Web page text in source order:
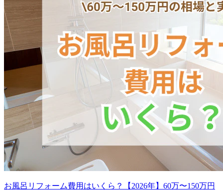
お風呂リフォーム費用はいくら？【2026年】60万〜150万円